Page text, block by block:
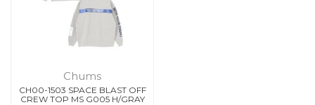
Chums
CH00-1503 SPACE BLAST OFF
CREW TOP MS G005 H/GRAY